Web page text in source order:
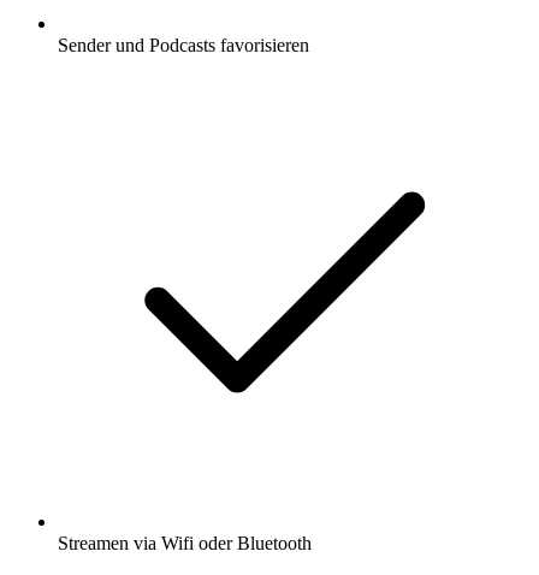
Sender und Podcasts favorisieren
Streamen via Wifi oder Bluetooth